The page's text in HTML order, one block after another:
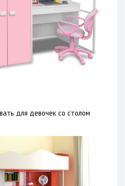
для девочек со столом